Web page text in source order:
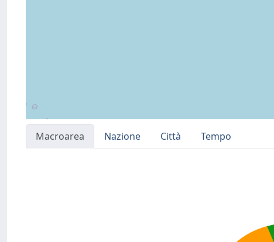
Macroarea Nazione Città
Tempo